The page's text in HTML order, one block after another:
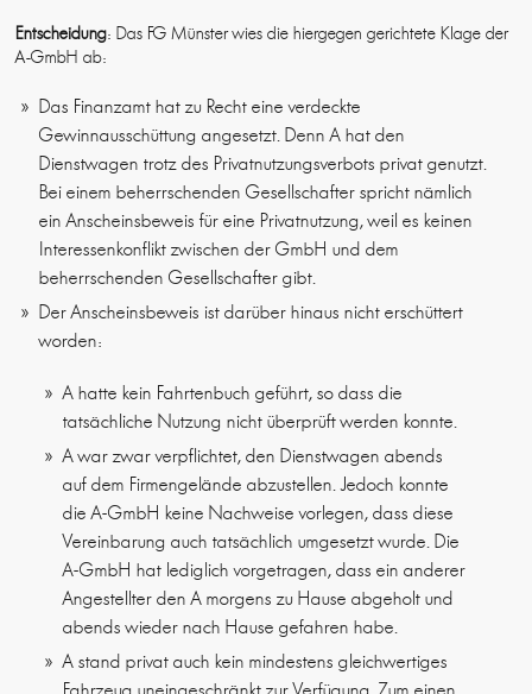
Entscheidung: Das FG Münster wies die hiergegen gerichtete Klage der
A-GmbH ab:
Das Finanzamt hat zu Recht eine verdeckte
Gewinnausschüttung angesetzt. Denn A hat den
Dienstwagen trotz des Privatnutzungsverbots privat genutzt.
Bei einem beherrschenden Gesellschafter spricht nämlich
ein Anscheinsbeweis für eine Privatnutzung, weil es keinen
Interessenkonflikt zwischen der GmbH und dem
beherrschenden Gesellschafter gibt.
Der Anscheinsbeweis ist darüber hinaus nicht erschüttert
worden:
A hatte kein Fahrtenbuch geführt, so dass die
tatsächliche Nutzung nicht überprüft werden konnte.
A war zwar verpflichtet, den Dienstwagen abends
auf dem Firmengelände abzustellen. Jedoch konnte
die A-GmbH keine Nachweise vorlegen, dass diese
Vereinbarung auch tatsächlich umgesetzt wurde. Die
A-GmbH hat lediglich vorgetragen, dass ein anderer
Angestellter den A morgens zu Hause abgeholt und
abends wieder nach Hause gefahren habe.
A stand privat auch kein mindestens gleichwertiges